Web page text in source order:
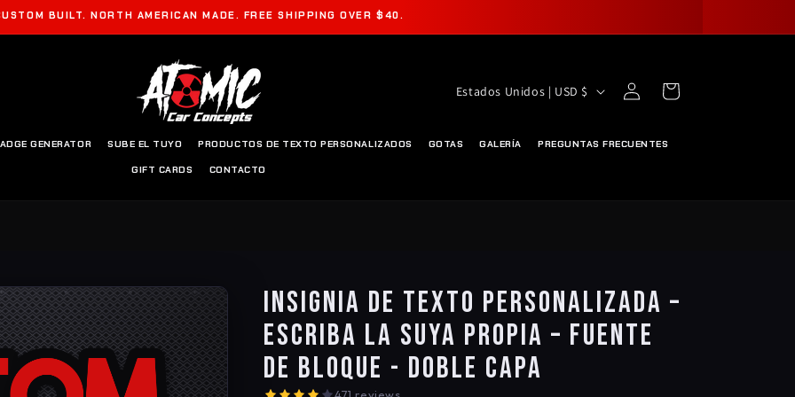
BUILT. NORTH AMERICAN MADE. FREE SHIPPING OVER $40.
GENERATOR SUBE EL TUYO PRODUCTOS DE TEXTO PERSONALIZADOS GOTAS GALERÍA PREGUNTAS FRECUENTES
GIFT CARDS CONTACTO
P
Í
Ó
N
Estados Unidos | USD $
Iniciar
sesión
Carrito
Insignia de texto personalizada –
Escriba la suya propia – Fuente
de bloque - Doble capa